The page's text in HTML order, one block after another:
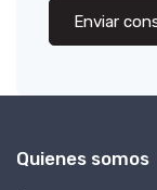
Enviar
Quienes somos